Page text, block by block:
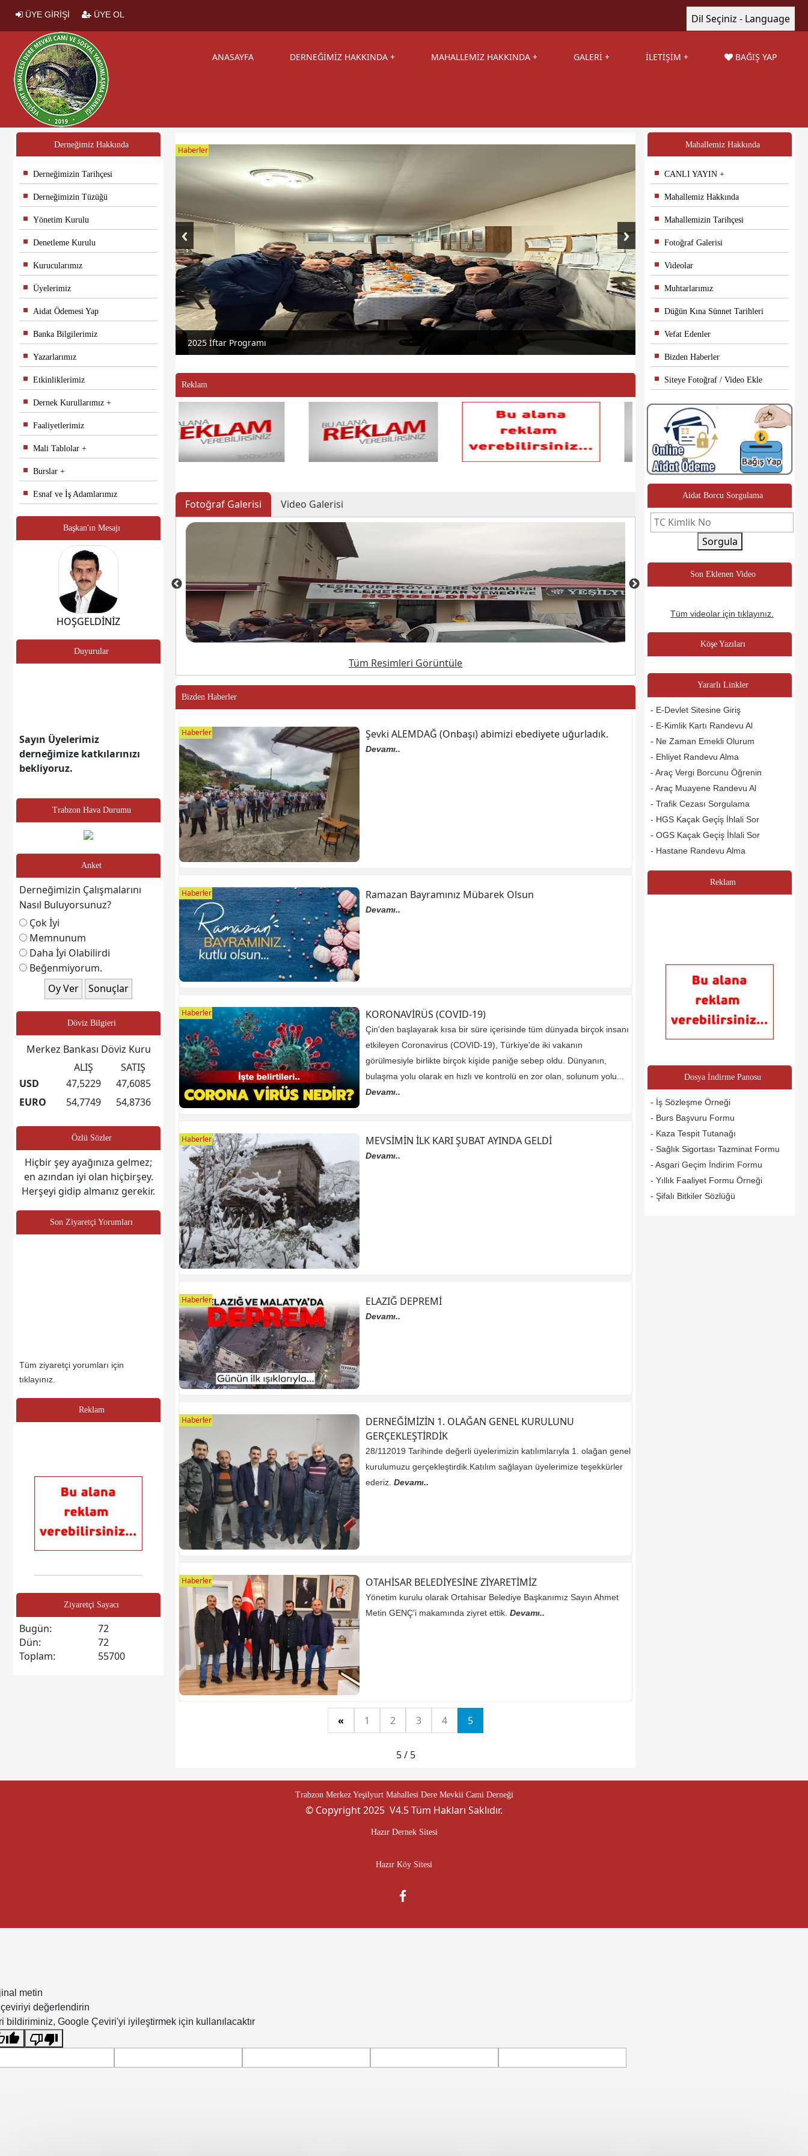
Dil Seçiniz - Language
ÜYE GİRİŞİ ÜYE OL
ANASAYFA DERNEĞİMİZ HAKKINDA MAHALLEMİZ HAKKINDA GALERİ İLETİŞİM BAĞIŞ YAP
Derneğimiz Hakkında
Derneğimizin Tarihçesi
Derneğimizin Tüzüğü
Yönetim Kurulu
Denetleme Kurulu
Kurucularımız
Üyelerimiz
Aidat Ödemesi Yap
Banka Bilgilerimiz
Yazarlarımız
Etkinliklerimiz
Dernek Kurullarımız
Faaliyetlerimiz
Mali Tablolar
Burslar
Esnaf ve İş Adamlarımız
Başkan'ın Mesajı
HOŞGELDİNİZ
Duyurular
Sayın Üyelerimiz
derneğimize katkılarınızı
bekliyoruz.
Trabzon Hava Durumu
Anket
Derneğimizin Çalışmalarını
Nasıl Buluyorsunuz?
Çok İyi
Memnunum
Daha İyi Olabilirdi
Beğenmiyorum.
Döviz Bilgieri
Merkez Bankası Döviz Kuru
ALIŞ
SATIŞ
USD
47,5229
47,6085
EURO
54,7749 54,8736
Özlü Sözler
Hiçbir şey ayağınıza gelmez;
en azından iyi olan hiçbirşey.
Herşeyi gidip almanız gerekir.
Son Ziyaretçi Yorumları
Tüm ziyaretçi yorumları için
tıklayınız.
Reklam
Ziyaretçi Sayacı
Bugün:
72
Dün:
72
Toplam:
55700
Haberler
2025 İftar Programı
Reklam
Fotoğraf Galerisi Video Galerisi
Tüm Resimleri Görüntüle
Bizden Haberler
Haberler Şevki ALEMDAĞ (Onbaşı) abimizi ebediyete uğurladık.
Devamı..
Haberler Ramazan Bayramınız Mübarek Olsun
Devamı..
Haberler KORONAVİRÜS (COVID-19)
Çin'den başlayarak kısa bir süre içerisinde tüm dünyada birçok insanı
etkileyen Coronavirus (COVID-19), Türkiye'de iki vakanın
görülmesiyle birlikte birçok kişide paniğe sebep oldu. Dünyanın,
bulaşma yolu olarak en hızlı ve kontrolü en zor olan, solunum yolu...
Devamı..
Haberler MEVSİMİN İLK KARI ŞUBAT AYINDA GELDİ
Devamı..
Haberler ELAZIĞ DEPREMİ
Devamı..
Haberler
DERNEĞİMİZİN 1. OLAĞAN GENEL KURULUNU
GERÇEKLEŞTİRDİK
28/112019 Tarihinde değerli üyelerimizin katılımlarıyla 1. olağan genel
kurulumuzu gerçekleştirdik.Katılım sağlayan üyelerimize teşekkürler
ederiz. Devamı..
Haberler OTAHİSAR BELEDİYESİNE ZİYARETİMİZ
Yönetim kurulu olarak Ortahisar Belediye Başkanımız Sayın Ahmet
Metin GENÇ'i makamında ziyret ettik. Devamı..
« 1 2 3 4 5
5 / 5
Mahallemiz Hakkında
CANLI YAYIN
Mahallemiz Hakkında
Mahallemizin Tarihçesi
Fotoğraf Galerisi
Videolar
Muhtarlarımız
Düğün Kına Sünnet Tarihleri
Vefat Edenler
Bizden Haberler
Siteye Fotoğraf / Video Ekle
Aidat Borcu Sorgulama
Sorgula
Son Eklenen Video
Tüm videolar için tıklayınız.
Köşe Yazıları
Yararlı Linkler
- E-Devlet Sitesine Giriş
- E-Kimlik Kartı Randevu Al
- Ne Zaman Emekli Olurum
- Ehliyet Randevu Alma
- Araç Vergi Borcunu Öğrenin
- Araç Muayene Randevu Al
- Trafik Cezası Sorgulama
- HGS Kaçak Geçiş İhlali Sor
- OGS Kaçak Geçiş İhlali Sor
- Hastane Randevu Alma
Reklam
Dosya İndirme Panosu
- İş Sözleşme Örneği
- Burs Başvuru Formu
- Kaza Tespit Tutanağı
- Sağlık Sigortası Tazminat Formu
- Asgari Geçim İndirim Formu
- Yıllık Faaliyet Formu Örneği
- Şifalı Bitkiler Sözlüğü
Trabzon Merkez Yeşilyurt Mahallesi Dere Mevkii Cami Derneği
© Copyright 2025 V4.5 Tüm Hakları Saklıdır.
Hazır Dernek Sitesi
Hazır Köy Sitesi
metin
değerlendirin
bildiriminiz, Google Çeviri'yi iyileştirmek için kullanılacaktır